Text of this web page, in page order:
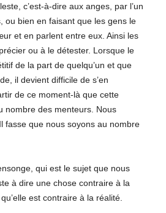
c’est-à-dire aux anges, par l’un
ou bien en faisant que les gens le
et en parlent entre eux. Ainsi les
ou à le détester. Lorsque le
de la part de quelqu’un et que
il devient difficile de s’en
de ce moment-là que cette
nombre des menteurs. Nous
fasse que nous soyons au nombre
qui est le sujet que nous
à dire une chose contraire à la
est contraire à la réalité.